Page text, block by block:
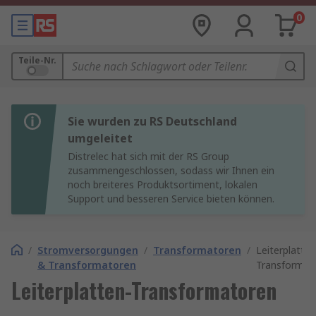
0
Teile-Nr.
Sie wurden zu RS Deutschland
umgeleitet
Distrelec hat sich mit der RS Group
zusammengeschlossen, sodass wir Ihnen ein
noch breiteres Produktsortiment, lokalen
Support und besseren Service bieten können.
/ Stromversorgungen
& Transformatoren
/ Transformatoren /
Leiterplatten-Transformatoren